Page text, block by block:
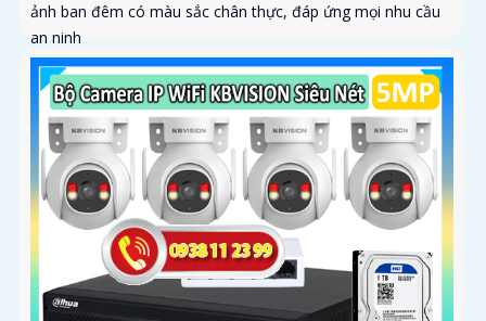
ảnh ban đêm có màu sắc chân thực, đáp ứng mọi nhu cầu
an ninh